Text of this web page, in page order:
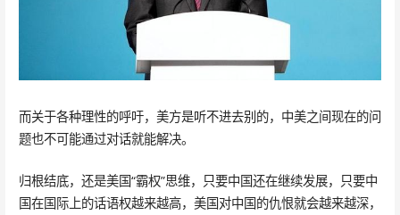
而关于各种理性的呼吁，美方是听不进去别的，中美之间现在的问
题也不可能通过对话就能解决。
归根结底，还是美国“霸权”思维，只要中国还在继续发展，只要中
国在国际上的话语权越来越高，美国对中国的仇恨就会越来越深，